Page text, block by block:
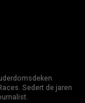
Sedert de jaren